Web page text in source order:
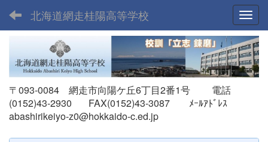
北海道網走桂陽高等学校
〒093-0084 網走市向陽ケ丘6丁目2番1号 電話
(0152)43-2930 FAX(0152)43-3087
ﾒｰﾙｱﾄﾞﾚｽ
abashirikeiyo-z0@hokkaido-c.ed.jp